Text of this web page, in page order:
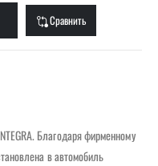
Сравнить
Благодаря фирменному
​​в автомобиль